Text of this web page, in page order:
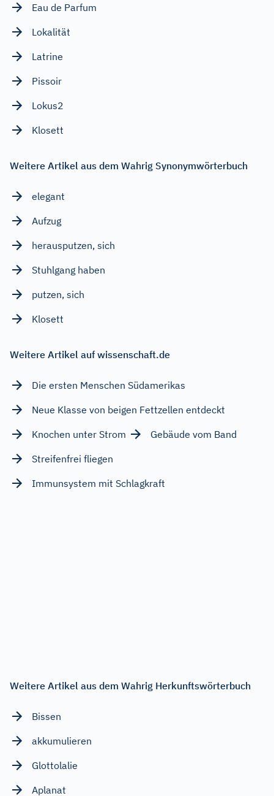
Eau de Parfum
Lokalität
Latrine
Pissoir
Lokus2
Klosett
Weitere Artikel aus dem Wahrig Synonymwörterbuch
elegant
Aufzug
herausputzen, sich
Stuhlgang haben
putzen, sich
Klosett
Weitere Artikel auf wissenschaft.de
Die ersten Menschen Südamerikas
Neue Klasse von beigen Fettzellen entdeckt
Knochen unter Strom
Gebäude vom Band
Streifenfrei fliegen
Immunsystem mit Schlagkraft
Weitere Artikel aus dem Wahrig Herkunftswörterbuch
Bissen
akkumulieren
Glottolalie
Aplanat